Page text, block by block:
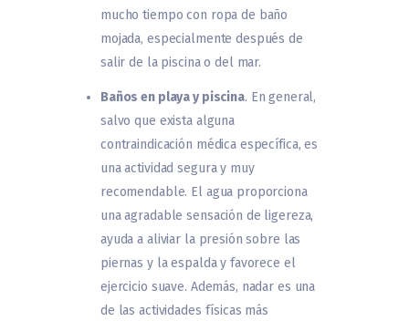
mucho tiempo con ropa de baño
mojada, especialmente después de
salir de la piscina o del mar.
Baños en playa y piscina. En general,
salvo que exista alguna
contraindicación médica específica, es
una actividad segura y muy
recomendable. El agua proporciona
una agradable sensación de ligereza,
ayuda a aliviar la presión sobre las
piernas y la espalda y favorece el
ejercicio suave. Además, nadar es una
de las actividades físicas más